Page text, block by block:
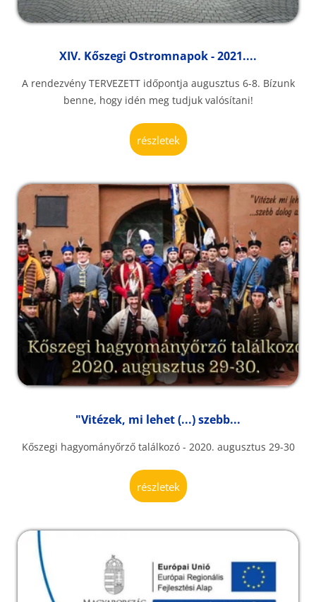
XIV. Kőszegi Ostromnapok - 2021....
A rendezvény TERVEZETT időpontja augusztus 6-8. Bízunk
benne, hogy idén meg tudjuk valósítani!
részletek
"Vitézek, mi lehet (...) szebb...
Kőszegi hagyományőrző találkozó - 2020. augusztus 29-30
részletek